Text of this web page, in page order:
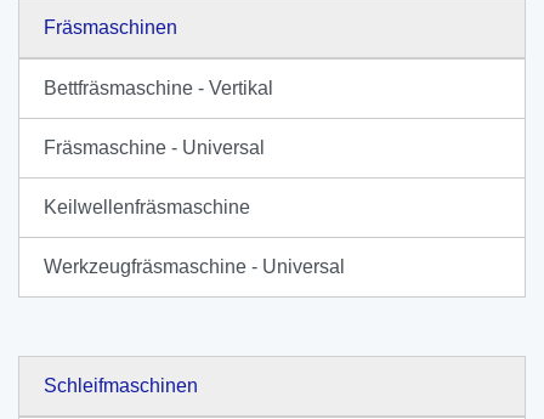
Fräsmaschinen
Bettfräsmaschine - Vertikal
Fräsmaschine - Universal
Keilwellenfräsmaschine
Werkzeugfräsmaschine - Universal
Schleifmaschinen